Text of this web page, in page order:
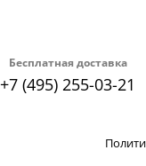
Бесплатная доставка
+7 (495) 255-03-21